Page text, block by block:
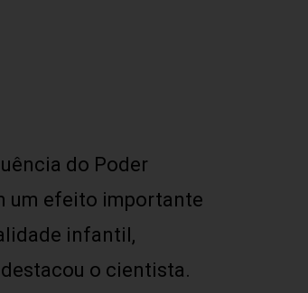
do Poder
um efeito importante
infantil,
o cientista.